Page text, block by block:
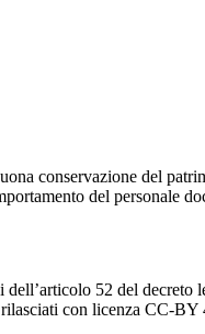
conservazione del
del personale
52 del
con licenza CC-BY